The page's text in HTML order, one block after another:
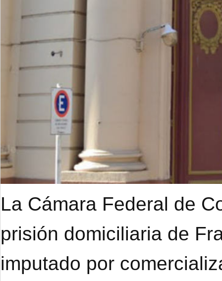
La Cámara Federal de
prisión domiciliaria de
imputado por